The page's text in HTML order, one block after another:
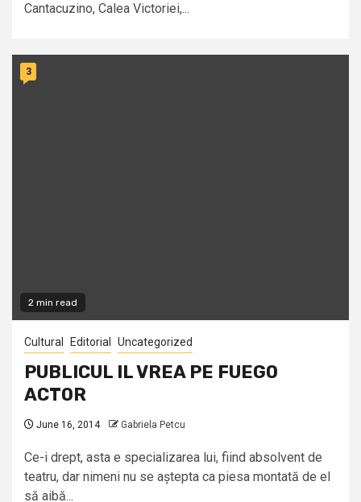
Cantacuzino, Calea Victoriei,...
2 min read
3
Cultural Editorial Uncategorized
PUBLICUL IL VREA PE FUEGO
ACTOR
June 16, 2014 Gabriela Petcu
Ce-i drept, asta e specializarea lui, fiind absolvent de
teatru, dar nimeni nu se aștepta ca piesa montată de el
să aibă...